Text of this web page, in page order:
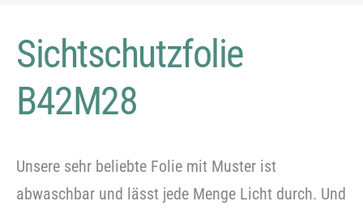
Sichtschutzfolie
B42M28
Unsere sehr beliebte Folie mit Muster ist
abwaschbar und lässt jede Menge Licht durch. Und